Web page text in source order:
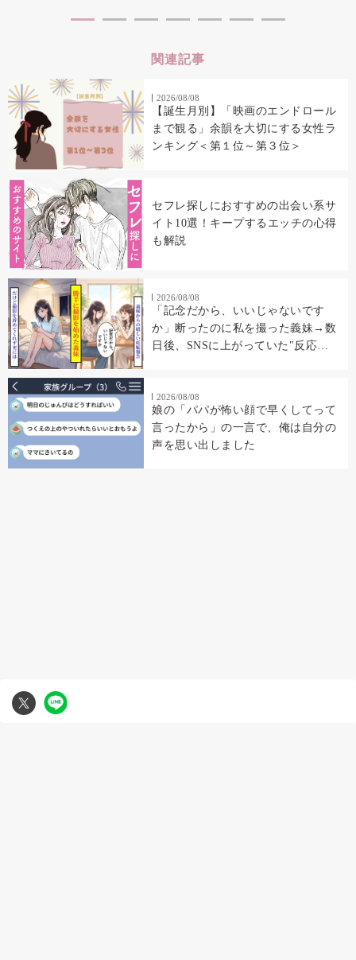
関連記事
2026/08/08
【誕生月別】「映画のエンドロール
まで観る」余韻を大切にする女性ラ
ンキング＜第１位～第３位＞
セフレ探しにおすすめの出会い系サ
イト10選！キープするエッチの心得
も解説
2026/08/08
「記念だから、いいじゃないです
か」断ったのに私を撮った義妹→数
日後、SNSに上がっていた"反応
2026/08/08
娘の「パパが怖い顔で早くしてって
言ったから」の一言で、俺は自分の
声を思い出しました